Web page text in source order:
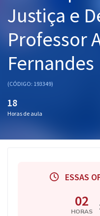
Pós
OAB
Questões grátis
Justiça e
Professor
Fernandes
(CÓDIGO: 193349)
18
Horas de aula
ESSAS
02
HORAS :